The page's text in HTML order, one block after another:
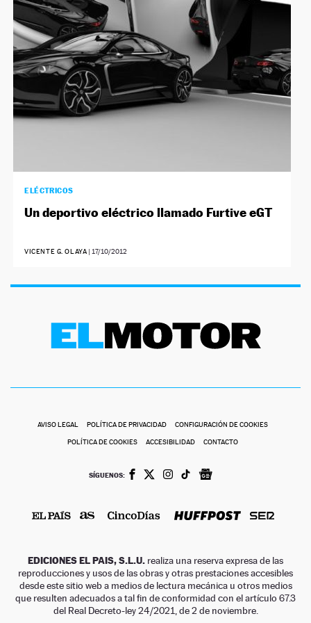
NEWSLETTER
SÍGUENOS
ELÉCTRICOS
Un deportivo eléctrico llamado Furtive eGT
VICENTE G. OLAYA | 17/10/2012
AVISO LEGAL POLÍTICA DE PRIVACIDAD CONFIGURACIÓN DE COOKIES
POLÍTICA DE COOKIES ACCESIBILIDAD CONTACTO
SÍGUENOS:
EDICIONES EL PAIS, S.L.U. realiza una reserva expresa de las
reproducciones y usos de las obras y otras prestaciones accesibles
desde este sitio web a medios de lectura mecánica u otros medios
que resulten adecuados a tal fin de conformidad con el artículo 67.3
del Real Decreto-ley 24/2021, de 2 de noviembre.